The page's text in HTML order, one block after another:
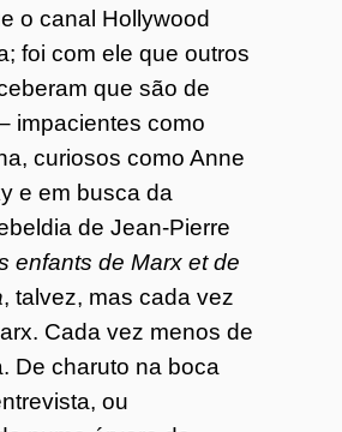
o canal Hollywood
foi com ele que outros
que são de
impacientes como
curiosos como Anne
e em busca da
de Jean-Pierre
enfants de Marx et de
, talvez, mas cada vez
Cada vez menos de
De charuto na boca
ou